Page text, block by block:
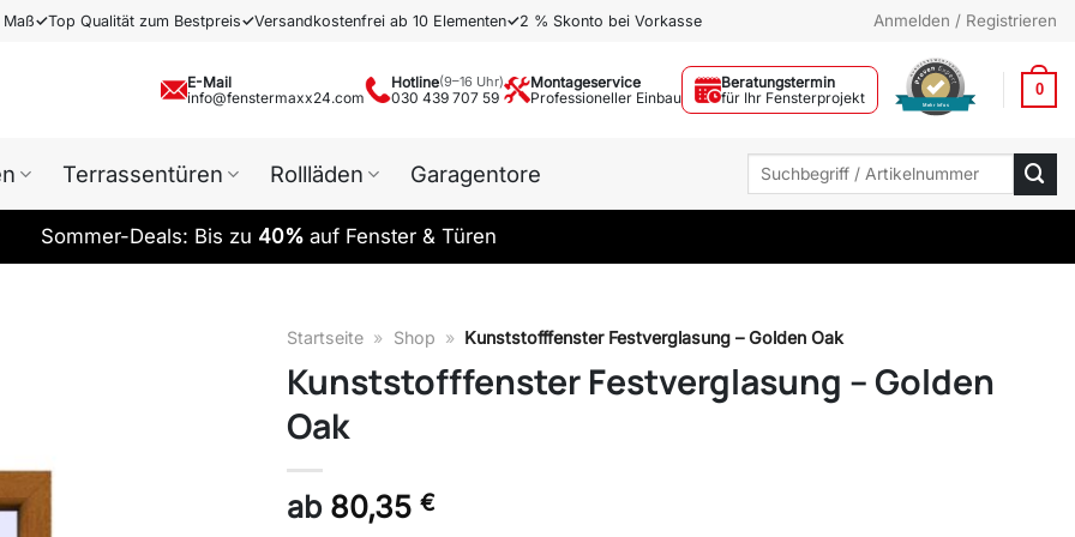
Maß✓Top Qualität zum Bestpreis✓Versandkostenfrei ab 10 Elementen✓2 % Skonto bei Vorkasse Anmelden / Registrieren
E-Mail
info@fenstermaxx24.com
Hotline(9–16 Uhr)
030 439 707 59
Montageservice
Professioneller Einbau
Beratungstermin
für Ihr Fensterprojekt
Mehr Infos
0
Terrassentüren Rollläden Garagentore
Suchen
Sommer-Deals: Bis zu 40% auf Fenster & Türen
Startseite » Shop » Kunststofffenster Festverglasung – Golden Oak
Kunststofffenster Festverglasung – Golden
Oak
ab 80,35 €